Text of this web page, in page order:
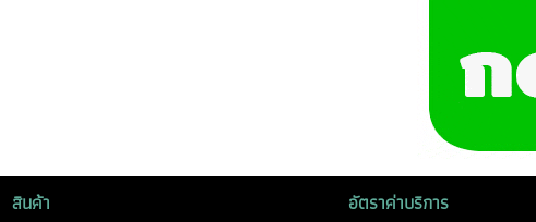
สินค้า อัตราค่าบริการ